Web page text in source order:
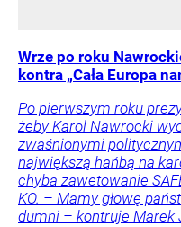
Wrze po roku
kontra „Cała Europa
Po pierwszym roku
żeby Karol Nawrocki
zwaśnionymi
największą hańbą na
chyba zawetowanie
KO. – Mamy głowę
dumni – kontruje Marek